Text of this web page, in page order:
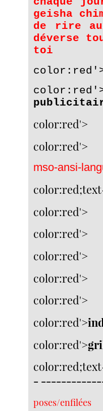
geisha
de rire
déverse
toi
color:red'>
color:red'>
mso-ansi-
color:red'>
color:red'>
color:red'>
color:red'>
color:red'>
color:red'>
color:red'>
-
poses/enfilées